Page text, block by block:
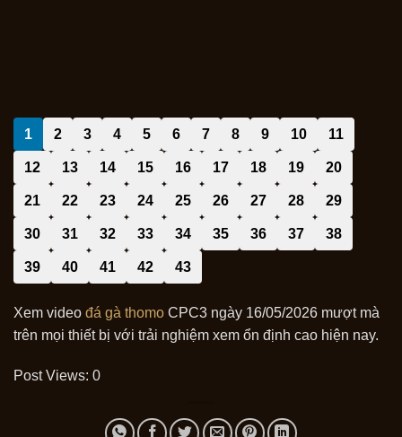
1 2 3 4 5 6 7 8 9 10 11
12 13 14 15 16 17 18 19 20
21 22 23 24 25 26 27 28 29
30 31 32 33 34 35 36 37 38
39 40 41 42 43
Xem video đá gà thomo CPC3 ngày 16/05/2026 mượt mà
trên mọi thiết bị với trải nghiệm xem ổn định cao hiện nay.
Post Views: 0